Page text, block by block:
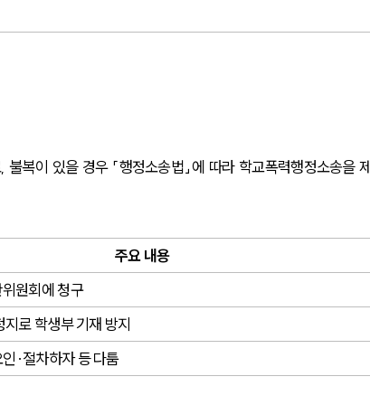
복이 있을 경우 「행정소송법」에 따라 학교폭력행정소송을
주요 내용
원회에 청구
지로 학생부 기재 방지
·절차하자 등 다툼